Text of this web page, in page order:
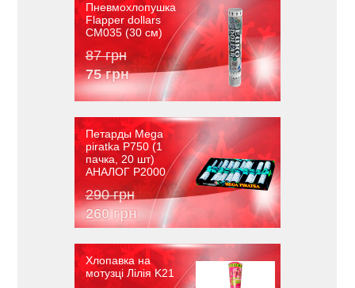
Пневмохлопушка
Flapper dollars
CM035 (30 см)
87 грн
75 грн
Петарды Mega
piratka P750 (1
пачка, 20 шт)
АНАЛОГ P2000
290 грн
260 грн
Хлопавка на
мотузці Лілія K21